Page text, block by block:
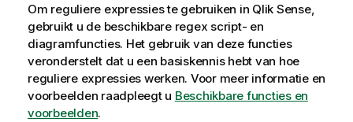
Om reguliere expressies te gebruiken in Qlik Sense,
gebruikt u de beschikbare regex script- en
diagramfuncties. Het gebruik van deze functies
veronderstelt dat u een basiskennis hebt van hoe
reguliere expressies werken. Voor meer informatie en
voorbeelden raadpleegt u Beschikbare functies en
voorbeelden.